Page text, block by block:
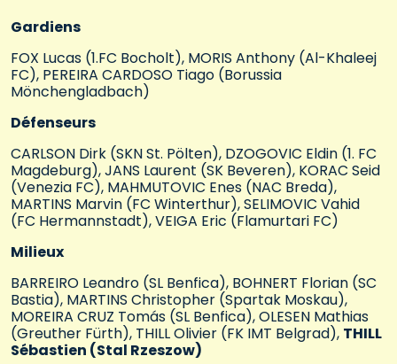
Gardiens
FOX Lucas (1.FC Bocholt), MORIS Anthony (Al-Khaleej
FC), PEREIRA CARDOSO Tiago (Borussia
Mönchengladbach)
Défenseurs
CARLSON Dirk (SKN St. Pölten), DZOGOVIC Eldin (1. FC
Magdeburg), JANS Laurent (SK Beveren), KORAC Seid
(Venezia FC), MAHMUTOVIC Enes (NAC Breda),
MARTINS Marvin (FC Winterthur), SELIMOVIC Vahid
(FC Hermannstadt), VEIGA Eric (Flamurtari FC)
Milieux
BARREIRO Leandro (SL Benfica), BOHNERT Florian (SC
Bastia), MARTINS Christopher (Spartak Moskau),
MOREIRA CRUZ Tomás (SL Benfica), OLESEN Mathias
(Greuther Fürth), THILL Olivier (FK IMT Belgrad), THILL
Sébastien (Stal Rzeszow)